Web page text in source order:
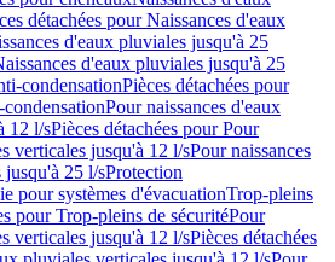
détachées pour Naissances d'eaux
d'eaux pluviales jusqu'à 25
d'eaux pluviales jusqu'à 25
condensationPièces détachées pour
Pour naissances d'eaux
12 l/sPièces détachées pour Pour
verticales jusqu'à 12 l/sPour naissances
jusqu'à 25 l/sProtection
pour systèmes d'évacuationTrop-pleins
pour Trop-pleins de sécuritéPour
verticales jusqu'à 12 l/sPièces détachées